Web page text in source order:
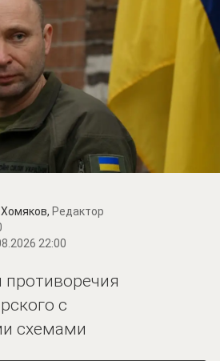
Редактор
22:00
с
схемами